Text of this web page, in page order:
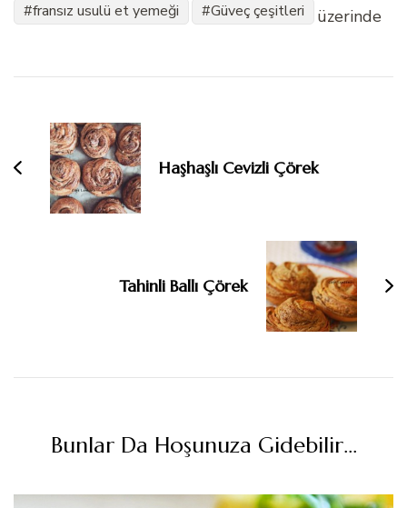
fransız usulü et yemeği
Güveç çeşitleri üzerinde
dolaşımı
Haşhaşlı Cevizli Çörek
Tahinli Ballı Çörek
Bunlar Da Hoşunuza Gidebilir...